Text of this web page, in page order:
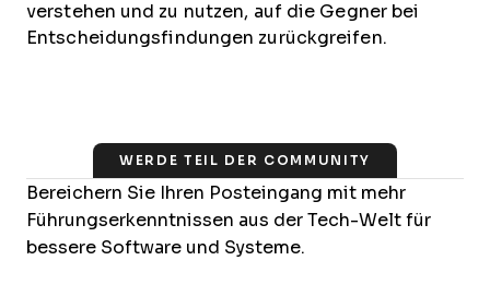
verstehen und zu nutzen, auf die Gegner bei
Entscheidungsfindungen zurückgreifen.
WERDE TEIL DER COMMUNITY
Bereichern Sie Ihren Posteingang mit mehr
Führungserkenntnissen aus der Tech-Welt für
bessere Software und Systeme.